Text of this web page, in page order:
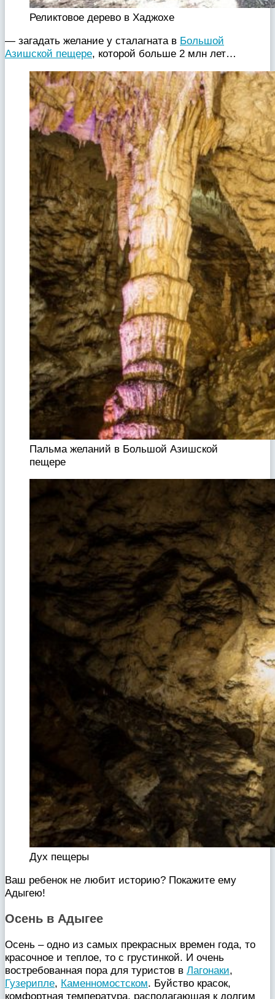
Реликтовое дерево в Хаджохе
— загадать желание у сталагната в Большой
Азишской пещере, которой больше 2 млн лет…
Пальма желаний в Большой Азишской
пещере
Дух пещеры
Ваш ребенок не любит историю? Покажите ему
Адыгею!
Осень в Адыгее
Осень – одно из самых прекрасных времен года, то
красочное и теплое, то с грустинкой. И очень
востребованная пора для туристов в Лагонаки,
Гузерипле, Каменномостском. Буйство красок,
комфортная температура, располагающая к долгим